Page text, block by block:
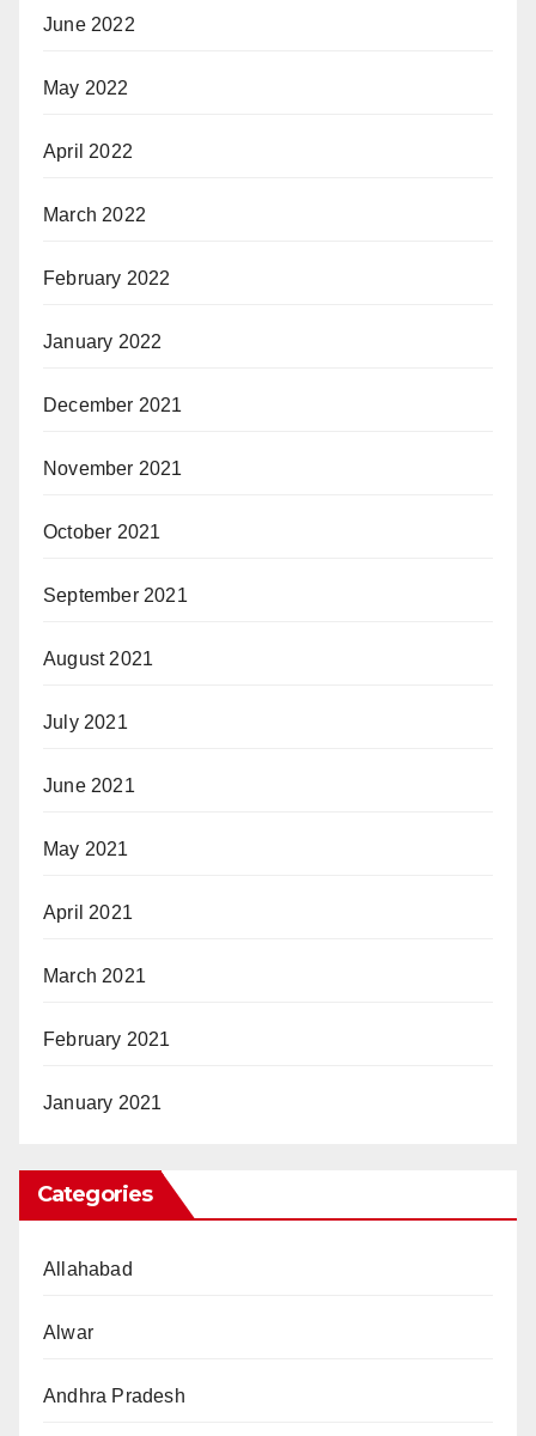
June 2022
May 2022
April 2022
March 2022
February 2022
January 2022
December 2021
November 2021
October 2021
September 2021
August 2021
July 2021
June 2021
May 2021
April 2021
March 2021
February 2021
January 2021
Categories
Allahabad
Alwar
Andhra Pradesh